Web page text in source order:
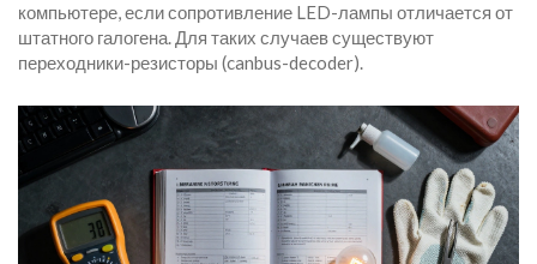
компьютере, если сопротивление LED-лампы отличается от
штатного галогена. Для таких случаев существуют
переходники-резисторы (canbus-decoder).